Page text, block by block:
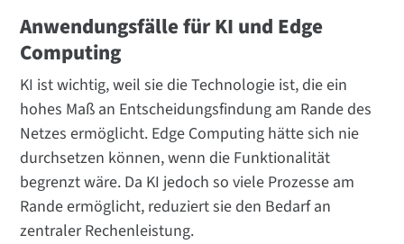
Anwendungsfälle für KI und Edge
Computing
KI ist wichtig, weil sie die Technologie ist, die ein
hohes Maß an Entscheidungsfindung am Rande des
Netzes ermöglicht. Edge Computing hätte sich nie
durchsetzen können, wenn die Funktionalität
begrenzt wäre. Da KI jedoch so viele Prozesse am
Rande ermöglicht, reduziert sie den Bedarf an
zentraler Rechenleistung.